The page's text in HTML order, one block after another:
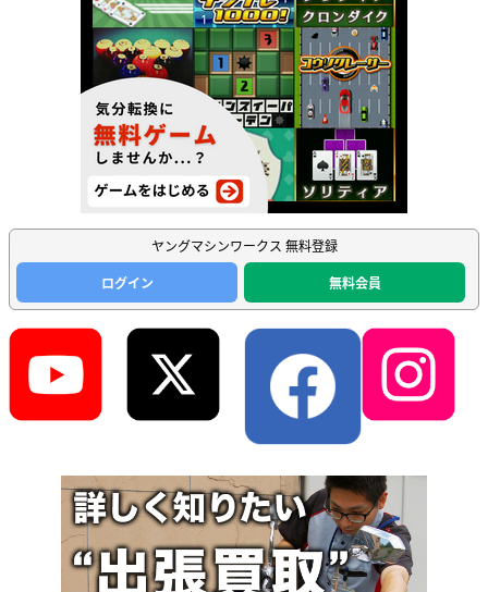
ヤングマシンワークス 無料登録
ログイン
無料会員